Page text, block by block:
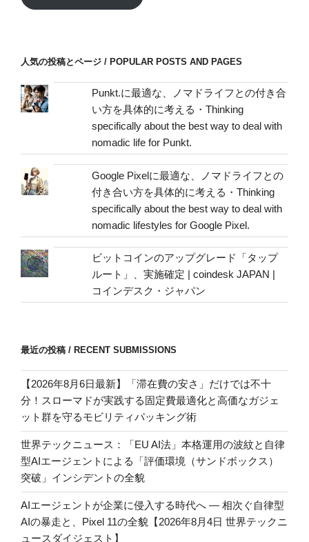
ド
address
人気の投稿とページ / POPULAR POSTS AND PAGES
Punkt.に最適な、ノマドライフとの付き合
い方を具体的に考える・Thinking
specifically about the best way to deal with
nomadic life for Punkt.
Google Pixelに最適な、ノマドライフとの
付き合い方を具体的に考える・Thinking
specifically about the best way to deal with
nomadic lifestyles for Google Pixel.
ビットコインのアップグレード「タップ
ルート」、実施確定 | coindesk JAPAN |
コインデスク・ジャパン
最近の投稿 / RECENT SUBMISSIONS
【2026年8月6日最新】「滞在費の安さ」だけでは不十
分！スローマドが実践する固定費最適化と高価なガジェ
ット群を守るモビリティパッキング術
世界テックニュース：「EU AI法」本格運用の波紋と自律
型AIエージェントによる「評価環境（サンドボックス）
突破」インシデントの全貌
AIエージェントが企業に侵入する時代へ — 相次ぐ自律型
AIの暴走と、Pixel 11の全貌【2026年8月4日 世界テックニ
ュースダイジェスト】